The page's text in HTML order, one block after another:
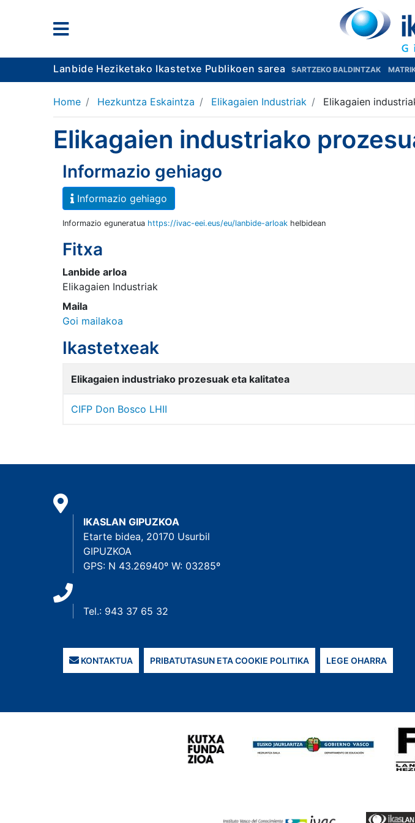
Lanbide Heziketako Ikastetxe Publikoen sarea SARTZEKO BALDINTZAK
Home Hezkuntza Eskaintza Elikagaien Industriak Elikagaien
Elikagaien industriako
Informazio gehiago
Informazio gehiago
Informazio eguneratua https://ivac-eei.eus/eu/lanbide-arloak helbidean
Fitxa
Lanbide arloa
Elikagaien Industriak
Maila
Goi mailakoa
Ikastetxeak
Elikagaien industriako prozesuak eta kalitatea
CIFP Don Bosco LHII
IKASLAN GIPUZKOA
Etarte bidea, 20170 Usurbil
GIPUZKOA
GPS: N 43.26940º W: 03285º
Tel.: 943 37 65 32
KONTAKTUA PRIBATUTASUN ETA COOKIE POLITIKA LEGE OHARRA